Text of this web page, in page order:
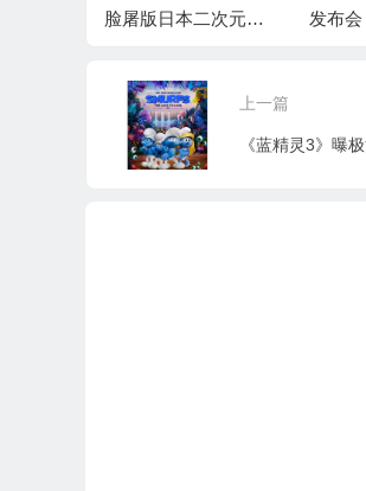
脸屠版日本二次元精
发布会
上一篇